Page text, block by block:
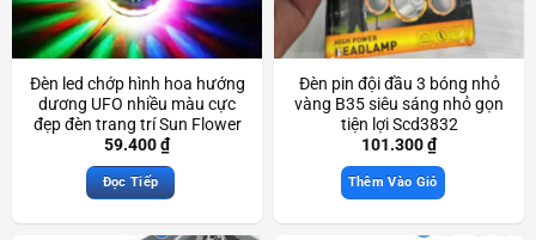
Đèn led chớp hình hoa hướng
dương UFO nhiều màu cực
đẹp đèn trang trí Sun Flower
Led Light đẹp mắt Scd3740
59.400₫
Đọc Tiếp
Đèn pin đội đầu 3 bóng nhỏ
vàng B35 siêu sáng nhỏ gọn
tiện lợi Scd3832
101.300₫
Thêm Vào Giỏ